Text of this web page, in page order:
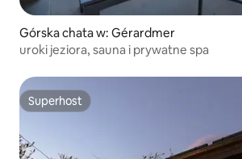
Górska chata w: Gérardmer
uroki jeziora, sauna i prywatne spa
Superhost
Superhost